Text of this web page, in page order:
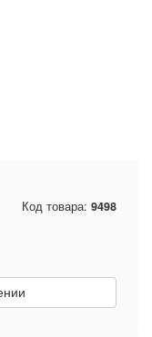
Код товара: 9498